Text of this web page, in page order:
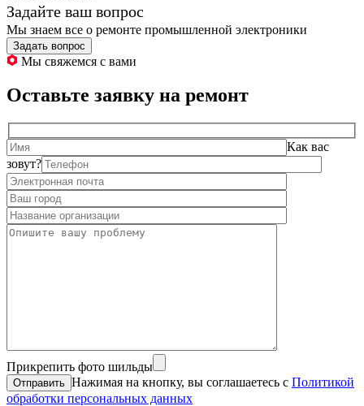
Задайте ваш вопрос
Мы знаем все о ремонте промышленной электроники
Задать вопрос
Мы свяжемся с вами
Оставьте заявку на ремонт
Как вас
зовут?
Прикрепить фото шильды
Нажимая на кнопку, вы соглашаетесь с Политикой
обработки персональных данных